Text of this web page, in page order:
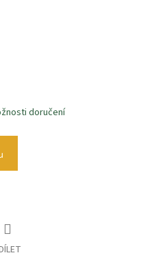
doručení